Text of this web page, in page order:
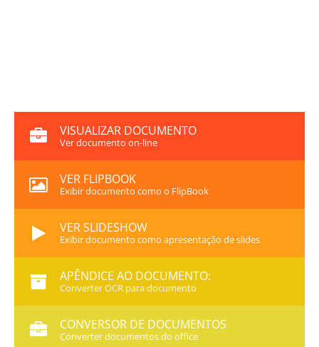
VISUALIZAR DOCUMENTO
Ver documento on-line
VER FLIPBOOK
Exibir documento como o FlipBook
VER SLIDESHOW
Exibir documento como apresentação de slides
APÊNDICE AO DOCUMENTO:
Converter OCR para documento
CONVERSOR DE DOCUMENTOS
Converter documentos do office